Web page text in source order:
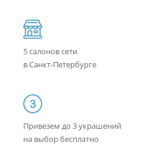
5 салонов сети
в Санкт-Петербурге
Привезем до 3 украшений
на выбор бесплатно